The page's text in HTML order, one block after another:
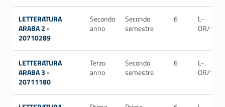
LETTERATURA
ARABA 2 -
20710289
Secondo
anno
Secondo
semestre
6
L-
OR/12
LETTERATURA
ARABA 3 -
20711180
Terzo
anno
Secondo
semestre
6
L-
OR/12